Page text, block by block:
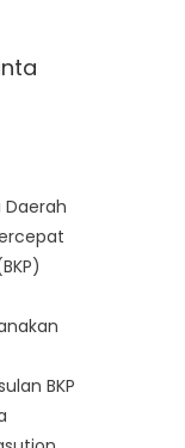
Daerah
BKP